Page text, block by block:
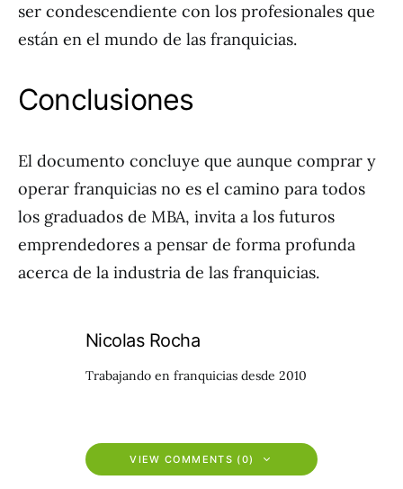
ser condescendiente con los profesionales que
están en el mundo de las franquicias.
Conclusiones
El documento concluye que aunque comprar y
operar franquicias no es el camino para todos
los graduados de MBA, invita a los futuros
emprendedores a pensar de forma profunda
acerca de la industria de las franquicias.
Nicolas Rocha
Trabajando en franquicias desde 2010
VIEW COMMENTS (0)